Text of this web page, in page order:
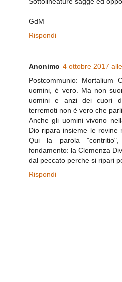
GdM
Rispondi
Anonimo 4 ottobre 2017
Postcommunio:
uomini, è vero. Ma non
uomini e anzi dei cuori
terremoti non è vero che
Anche gli uomini vivono
Dio ripara insieme le rovine
Qui la parola
fondamento: la Clemenza
dal peccato perche si ripari
Rispondi